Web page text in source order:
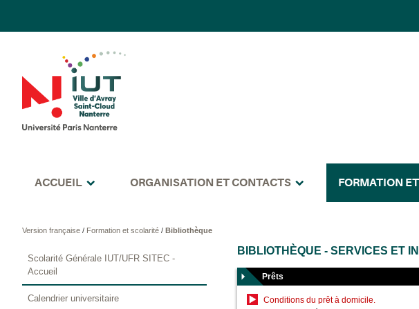
ACCUEIL ORGANISATION ET CONTACTS FORMATION
Version française/ Formation et scolarité/ Bibliothèque
BIBLIOTHÈQUE - SERVICES ET
Prêts
Conditions du prêt à domicile.
Scolarité Générale IUT/UFR SITEC -
Accueil
Calendrier universitaire